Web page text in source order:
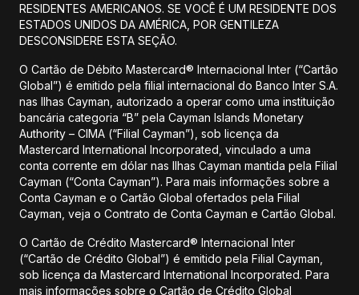
RESIDENTES AMERICANOS. SE VOCÊ É UM RESIDENTE DOS
ESTADOS UNIDOS DA AMÉRICA, POR GENTILEZA
DESCONSIDERE ESTA SEÇÃO.
O Cartão de Débito Mastercard® Internacional Inter (“Cartão
Global”) é emitido pela filial internacional do Banco Inter S.A.
nas Ilhas Cayman, autorizado a operar como uma instituição
bancária categoria “B” pela Cayman Islands Monetary
Authority – CIMA (“Filial Cayman”), sob licença da
Mastercard International Incorporated, vinculado a uma
conta corrente em dólar nas Ilhas Cayman mantida pela Filial
Cayman (“Conta Cayman”). Para mais informações sobre a
Conta Cayman e o Cartão Global ofertados pela Filial
Cayman, veja o Contrato de Conta Cayman e Cartão Global.
O Cartão de Crédito Mastercard® Internacional Inter
(“Cartão de Crédito Global”) é emitido pela Filial Cayman,
sob licença da Mastercard International Incorporated. Para
mais informações sobre o Cartão de Crédito Global